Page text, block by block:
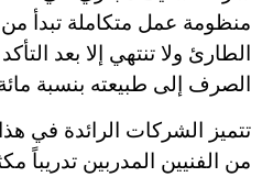
منظومة عمل متكاملة تبدأ
الطارئ ولا تنتهي إلا بعد
الصرف إلى طبيعته بنسبة مائة
تتميز الشركات الرائدة في
من الفنيين المدربين تدريباً